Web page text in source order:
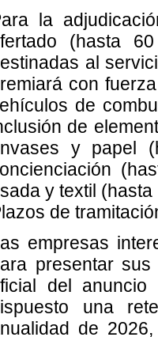
la
(hasta
al
con
de
de
y papel
y textil
de
empresas
presentar
del
una
de